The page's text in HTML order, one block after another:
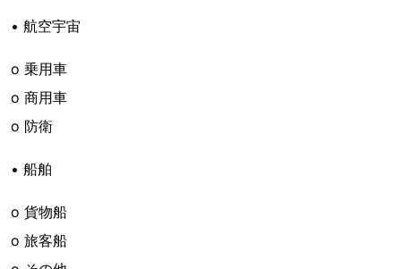
• 航空宇宙
o 乗用車
o 商用車
o 防衛
• 船舶
o 貨物船
o 旅客船